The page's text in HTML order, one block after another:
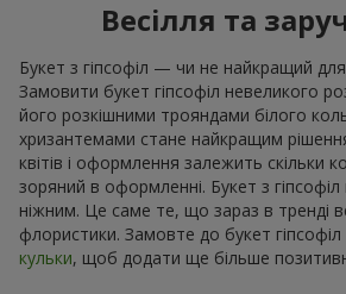
Весілля та
Букет з гіпсофіл — чи не найкращий для
Замовити букет гіпсофіл невеликого
його розкішними трояндами білого
хризантемами стане найкращим
квітів і оформлення залежить скільки
зоряний в оформленні. Букет з гіпсофіл
ніжним. Це саме те, що зараз в тренді
флористики. Замовте до букет гіпсофіл
кульки, щоб додати ще більше